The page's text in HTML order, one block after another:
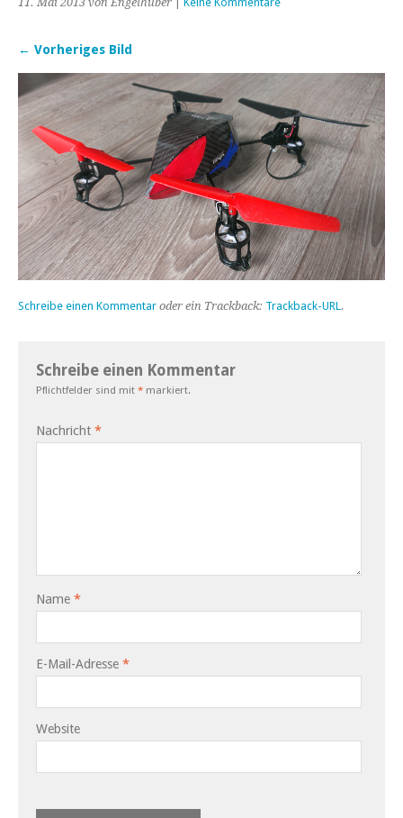
← Vorheriges Bild
Schreibe einen Kommentar oder ein Trackback: Trackback-URL.
Schreibe einen Kommentar
Pflichtfelder sind mit * markiert.
Nachricht *
Name *
E-Mail-Adresse *
Website